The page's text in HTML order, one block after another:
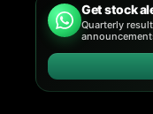
Get stock
Quarterly